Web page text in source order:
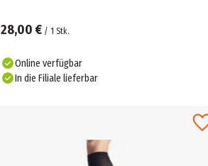
28,00 €/ 1 Stk.
Online verfügbar
In die Filiale lieferbar